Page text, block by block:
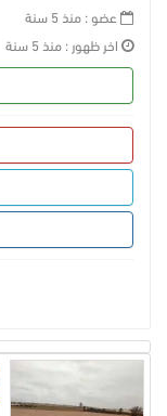
عضو : منذ 5 سنة
اخر ظهور : منذ 5 سنة